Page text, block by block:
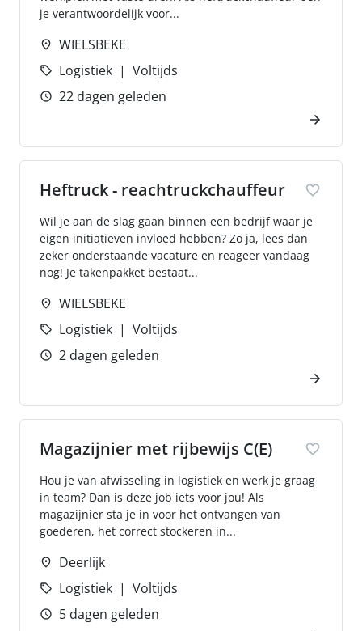
je verantwoordelijk voor...
WIELSBEKE
Logistiek
Voltijds
22 dagen geleden
Heftruck - reachtruckchauffeur
Wil je aan de slag gaan binnen een bedrijf waar je
eigen initiatieven invloed hebben? Zo ja, lees dan
zeker onderstaande vacature en reageer vandaag
nog! Je takenpakket bestaat...
WIELSBEKE
Logistiek
Voltijds
2 dagen geleden
Magazijnier met rijbewijs C(E)
Hou je van afwisseling in logistiek en werk je graag
in team? Dan is deze job iets voor jou! Als
magazijnier sta je in voor het ontvangen van
goederen, het correct stockeren in...
Deerlijk
Logistiek
Voltijds
5 dagen geleden